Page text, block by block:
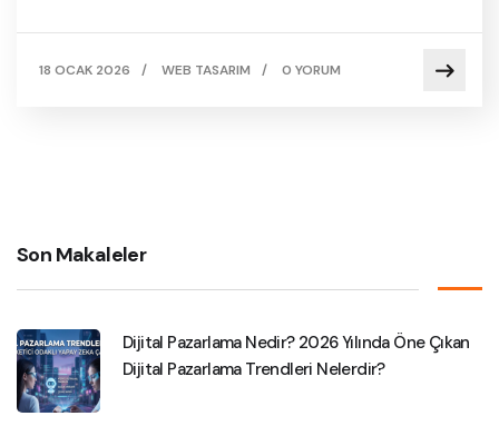
18 OCAK 2026 / WEB TASARIM / 0 YORUM
Son Makaleler
Dijital Pazarlama Nedir? 2026 Yılında Öne Çıkan
Dijital Pazarlama Trendleri Nelerdir?